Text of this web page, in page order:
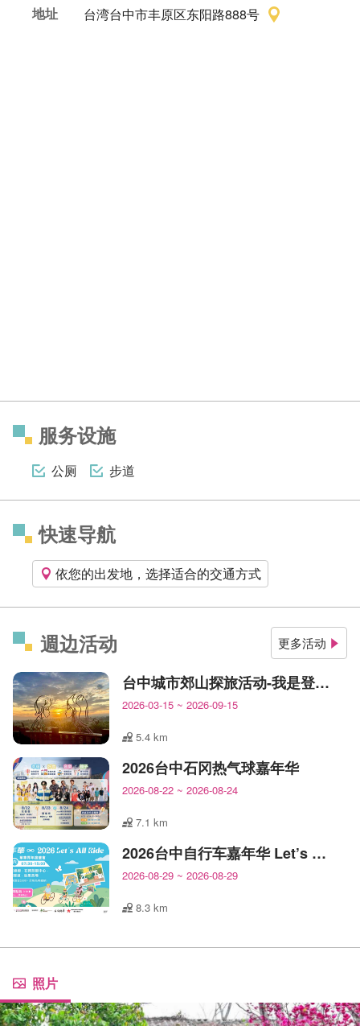
地址 台湾台中市丰原区东阳路888号
服务设施
公厕 步道
快速导航
依您的出发地，选择适合的交通方式
週边活动 更多活动
台中城市郊山探旅活动-我是登山王
2026-03-15 ~ 2026-09-15
5.4 km
2026台中石冈热气球嘉年华
2026-08-22 ~ 2026-08-24
7.1 km
2026台中自行车嘉年华 Let’s All Ride!
2026-08-29 ~ 2026-08-29
8.3 km
照片